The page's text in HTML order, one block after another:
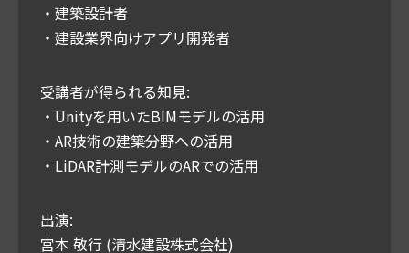
・建築設計者
・建設業界向けアプリ開発者
受講者が得られる知見:
・Unityを用いたBIMモデルの活用
・AR技術の建築分野への活用
・LiDAR計測モデルのARでの活用
出演:
宮本 敬行 (清水建設株式会社)